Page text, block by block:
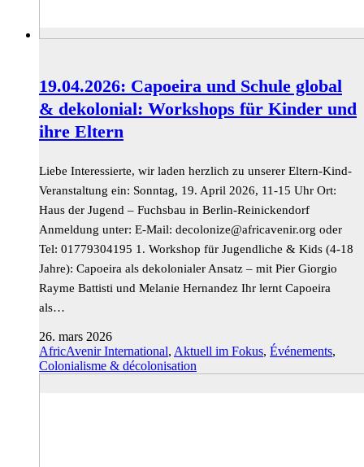
19.04.2026: Capoeira und Schule global
& dekolonial: Workshops für Kinder und
ihre Eltern
Liebe Interessierte, wir laden herzlich zu unserer Eltern-Kind-
Veranstaltung ein: Sonntag, 19. April 2026, 11-15 Uhr Ort:
Haus der Jugend – Fuchsbau in Berlin-Reinickendorf
Anmeldung unter: E-Mail: gro.rinevacirfa@ezinoloced oder
Tel: 01779304195 1. Workshop für Jugendliche & Kids (4-18
Jahre): Capoeira als dekolonialer Ansatz – mit Pier Giorgio
Rayme Battisti und Melanie Hernandez Ihr lernt Capoeira
als…
26. mars 2026
AfricAvenir International, Aktuell im Fokus, Événements,
Colonialisme & décolonisation